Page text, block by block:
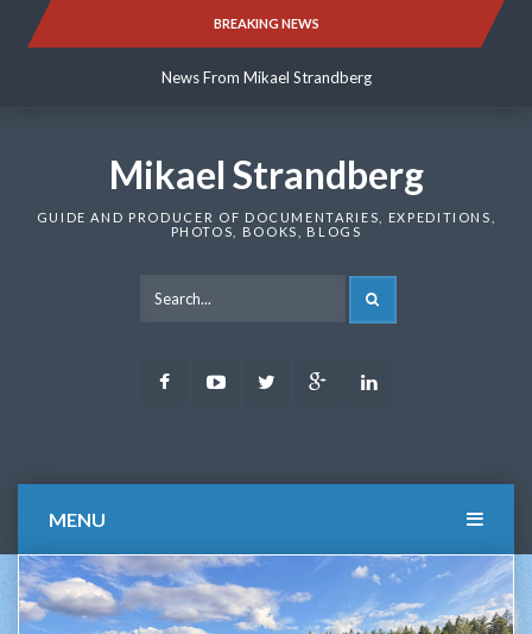
BREAKING NEWS
News From Mikael Strandberg
News From Mikael Strandberg
Mikael Strandberg
GUIDE AND PRODUCER OF DOCUMENTARIES, EXPEDITIONS,
PHOTOS, BOOKS, BLOGS
FacebookYoutubeTwitter Google
MENU